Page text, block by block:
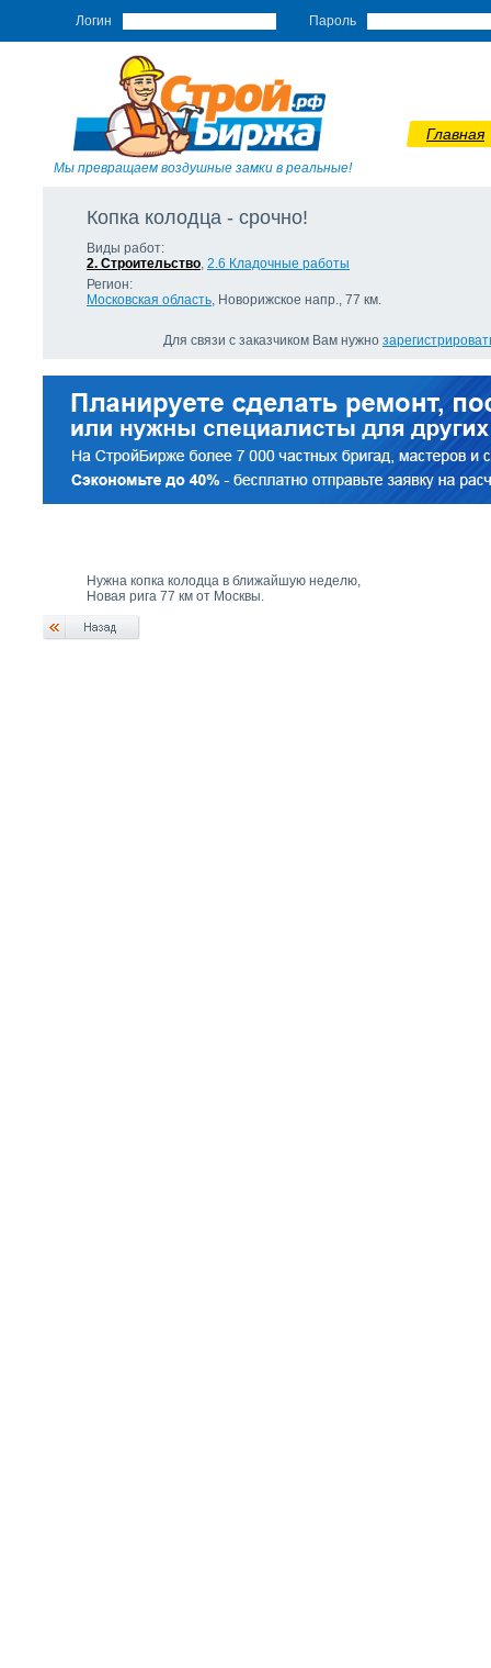
Логин Пароль
Мы превращаем воздушные замки в реальные!
Главная
Копка колодца - срочно!
Виды работ:
2. Строительство, 2.6 Кладочные работы
Регион:
Московская область, Новорижское напр., 77 км.
Для связи с заказчиком Вам нужно
Нужна копка колодца в ближайшую неделю,
Новая рига 77 км от Москвы.